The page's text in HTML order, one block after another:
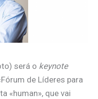
será o keynote
de Líderes para
«human», que vai